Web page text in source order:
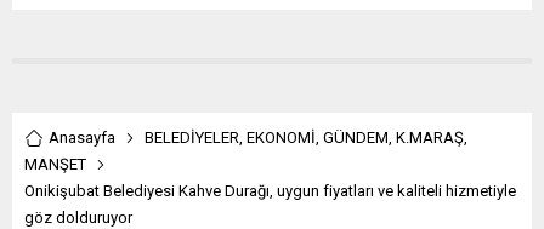
Anasayfa BELEDİYELER, EKONOMİ, GÜNDEM, K.MARAŞ,
MANŞET
Onikişubat Belediyesi Kahve Durağı, uygun fiyatları ve kaliteli hizmetiyle
göz dolduruyor